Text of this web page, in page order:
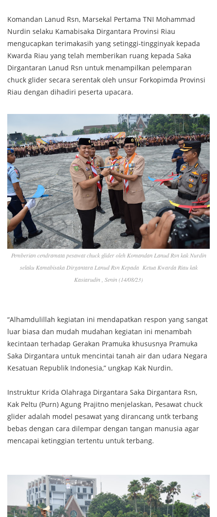
Komandan Lanud Rsn, Marsekal Pertama TNI Mohammad
Nurdin selaku Kamabisaka Dirgantara Provinsi Riau
mengucapkan terimakasih yang setinggi-tingginyak kepada
Kwarda Riau yang telah memberikan ruang kepada Saka
Dirgantaran Lanud Rsn untuk menampilkan pelemparan
chuck glider secara serentak oleh unsur Forkopimda Provinsi
Riau dengan dihadiri peserta upacara.
Pemberian cendramata pesawat chuck glider oleh Komandan Lanud Rsn kak Nurdin
selaku Kamabisaka Dirgantara Lanud Rsn Kepada Ketua Kwarda Riau kak
Kasiarudin , Senin (14/08/23)
“Alhamdulillah kegiatan ini mendapatkan respon yang sangat
luar biasa dan mudah mudahan kegiatan ini menambah
kecintaan terhadap Gerakan Pramuka khususnya Pramuka
Saka Dirgantara untuk mencintai tanah air dan udara Negara
Kesatuan Republik Indonesia,” ungkap Kak Nurdin.
Instruktur Krida Olahraga Dirgantara Saka Dirgantara Rsn,
Kak Peltu (Purn) Agung Prajitno menjelaskan, Pesawat chuck
glider adalah model pesawat yang dirancang untk terbang
bebas dengan cara dilempar dengan tangan manusia agar
mencapai ketinggian tertentu untuk terbang.